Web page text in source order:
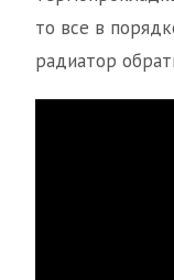
то все в
радиатор